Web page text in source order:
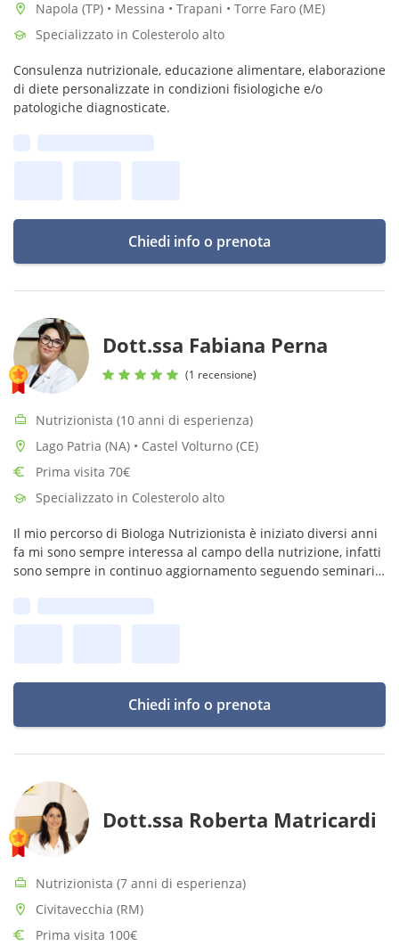
Napola (TP) • Messina • Trapani • Torre Faro (ME)
Specializzato in Colesterolo alto
Consulenza nutrizionale, educazione alimentare, elaborazione
di diete personalizzate in condizioni fisiologiche e/o
patologiche diagnosticate.
Chiedi info o prenota
Dott.ssa Fabiana Perna
(1 recensione)
Nutrizionista (10 anni di esperienza)
Lago Patria (NA) • Castel Volturno (CE)
Prima visita 70€
Specializzato in Colesterolo alto
Il mio percorso di Biologa Nutrizionista è iniziato diversi anni
fa mi sono sempre interessa al campo della nutrizione, infatti
sono sempre in continuo aggiornamento seguendo seminari e
Chiedi info o prenota
Dott.ssa Roberta Matricardi
Nutrizionista (7 anni di esperienza)
Civitavecchia (RM)
Prima visita 100€